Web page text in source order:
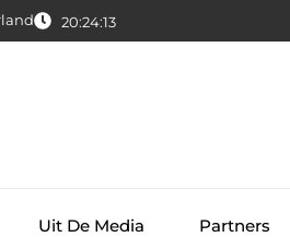
20:24:14
Uit De Media Partners